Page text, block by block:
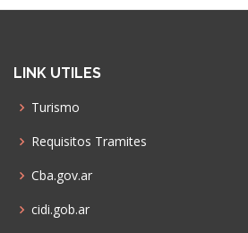
LINK UTILES
Turismo
Requisitos Tramites
Cba.gov.ar
cidi.gob.ar